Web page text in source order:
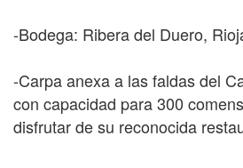
-Bodega: Ribera del Duero,
-Carpa anexa a las faldas del
con capacidad para 300
disfrutar de su reconocida